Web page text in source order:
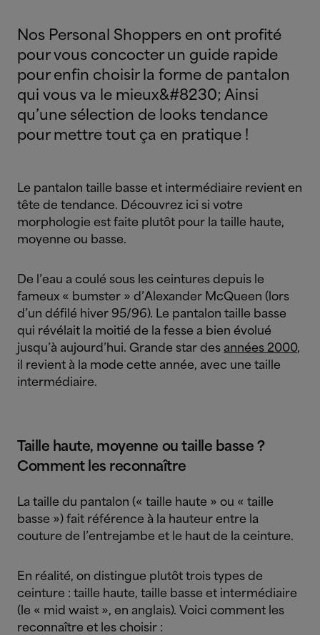
Nos Personal Shoppers en ont profité
pour vous concocter un guide rapide
pour enfin choisir la forme de pantalon
qui vous va le mieux&#8230; Ainsi
qu’une sélection de looks tendance
pour mettre tout ça en pratique !
Le pantalon taille basse et intermédiaire revient en
tête de tendance. Découvrez ici si votre
morphologie est faite plutôt pour la taille haute,
moyenne ou basse.
De l’eau a coulé sous les ceintures depuis le
fameux « bumster » d’Alexander McQueen (lors
d’un défilé hiver 95/96). Le pantalon taille basse
qui révélait la moitié de la fesse a bien évolué
jusqu’à aujourd’hui. Grande star des années 2000,
il revient à la mode cette année, avec une taille
intermédiaire.
Taille haute, moyenne ou taille basse ?
Comment les reconnaître
La taille du pantalon (« taille haute » ou « taille
basse ») fait référence à la hauteur entre la
couture de l’entrejambe et le haut de la ceinture.
En réalité, on distingue plutôt trois types de
ceinture : taille haute, taille basse et intermédiaire
(le « mid waist », en anglais). Voici comment les
reconnaître et les choisir :